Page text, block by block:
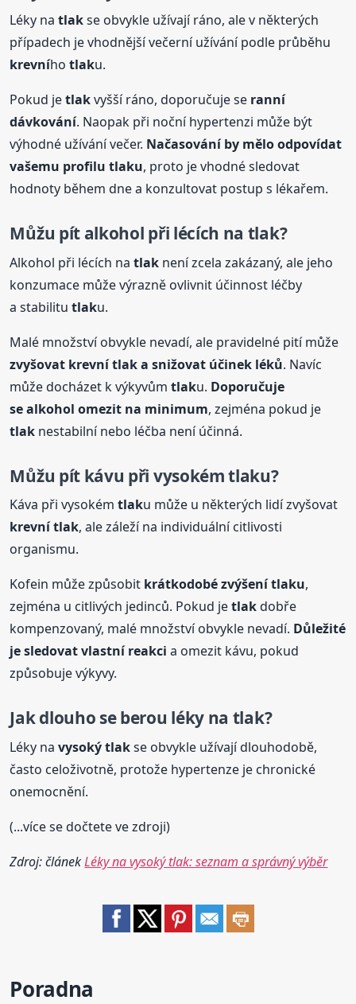
Léky natlakse obvykle užívají ráno, ale v některých
případech je vhodnější večerní užívání podle průběhu
krevníhotlaku.
Pokud jetlakvyšší ráno, doporučuje se ranní
dávkování. Naopak při noční hypertenzi může být
výhodné užívání večer. Načasování by mělo odpovídat
vašemu profilutlaku, proto je vhodné sledovat
hodnoty během dne a konzultovat postup s lékařem.
Můžu pít alkohol při lécích na tlak?
Alkohol při lécích natlak není zcela zakázaný, ale jeho
konzumace může výrazně ovlivnit účinnost léčby
a stabilitutlaku.
Malé množství obvykle nevadí, ale pravidelné pití může
zvyšovat krevnítlaka snižovat účinek léků. Navíc
může docházet k výkyvůmtlaku. Doporučuje
se alkohol omezit na minimum, zejména pokud je
tlak nestabilní nebo léčba není účinná.
Můžu pít kávu při vysokémtlaku?
Káva při vysokémtlaku může u některých lidí zvyšovat
krevnítlak, ale záleží na individuální citlivosti
organismu.
Kofein může způsobit krátkodobé zvýšenítlaku,
zejména u citlivých jedinců. Pokud jetlakdobře
kompenzovaný, malé množství obvykle nevadí. Důležité
je sledovat vlastní reakci a omezit kávu, pokud
způsobuje výkyvy.
Jak dlouho se berou léky na tlak?
Léky navysoký tlakse obvykle užívají dlouhodobě,
často celoživotně, protože hypertenze je chronické
onemocnění.
(...více se dočtete ve zdroji)
Zdroj: článekLéky na vysoký tlak: seznam a správný výběr
Poradna